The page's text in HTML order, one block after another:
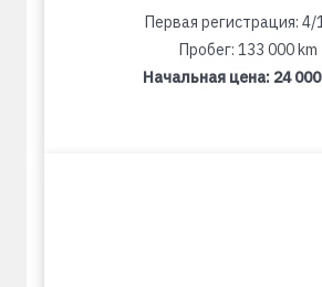
Первая регистрация: 4/
Пробег: 133 000 km
Начальная цена: 24